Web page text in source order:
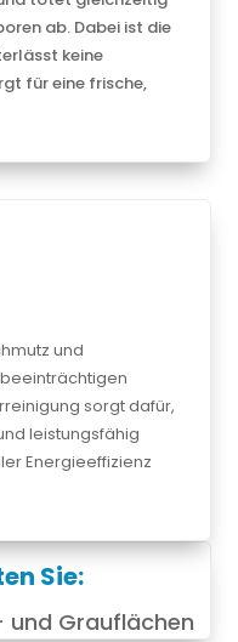
ab. Dabei ist die
keine
für eine frische,
und
sorgt dafür,
leistungsfähig
Energieeffizienz
Sie:
und Grauflächen